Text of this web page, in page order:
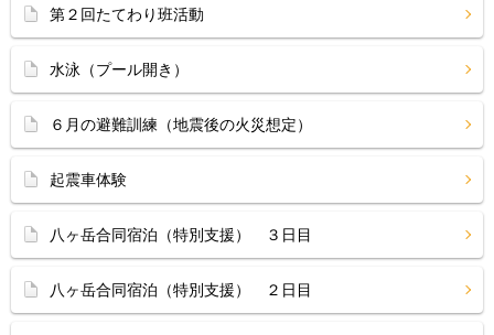
第２回たてわり班活動
水泳（プール開き）
６月の避難訓練（地震後の火災想定）
起震車体験
八ヶ岳合同宿泊（特別支援） ３日目
八ヶ岳合同宿泊（特別支援） ２日目